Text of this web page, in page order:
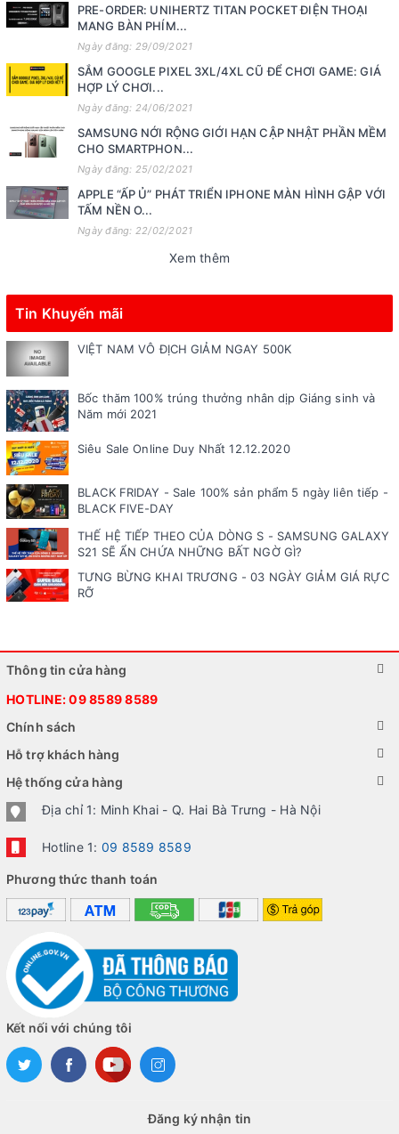
PRE-ORDER: UNIHERTZ TITAN POCKET ĐIỆN THOẠI
MANG BÀN PHÍM...
Ngày đăng: 29/09/2021
SẮM GOOGLE PIXEL 3XL/4XL CŨ ĐỂ CHƠI GAME: GIÁ
HỢP LÝ CHƠI...
Ngày đăng: 24/06/2021
SAMSUNG NỚI RỘNG GIỚI HẠN CẬP NHẬT PHẦN MỀM
CHO SMARTPHON...
Ngày đăng: 25/02/2021
APPLE “ẤP Ủ” PHÁT TRIỂN IPHONE MÀN HÌNH GẬP VỚI
TẤM NỀN O...
Ngày đăng: 22/02/2021
Xem thêm
Tin Khuyến mãi
VIỆT NAM VÔ ĐỊCH GIẢM NGAY 500K
Bốc thăm 100% trúng thưởng nhân dịp Giáng sinh và
Năm mới 2021
Siêu Sale Online Duy Nhất 12.12.2020
BLACK FRIDAY - Sale 100% sản phẩm 5 ngày liên tiếp -
BLACK FIVE-DAY
THẾ HỆ TIẾP THEO CỦA DÒNG S - SAMSUNG GALAXY
S21 SẼ ẨN CHỨA NHỮNG BẤT NGỜ GÌ?
TƯNG BỪNG KHAI TRƯƠNG - 03 NGÀY GIẢM GIÁ RỰC
RỠ
Thông tin cửa hàng
HOTLINE:09 8589 8589
Chính sách
Hỗ trợ khách hàng
Hệ thống cửa hàng
Địa chỉ 1: Minh Khai - Q. Hai Bà Trưng - Hà Nội
Hotline 1: 09 8589 8589
Phương thức thanh toán
Kết nối với chúng tôi
Đăng ký nhận tin